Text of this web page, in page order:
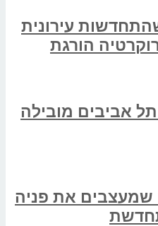
עירונית
הורגת
אביבים מובילה
את פניה